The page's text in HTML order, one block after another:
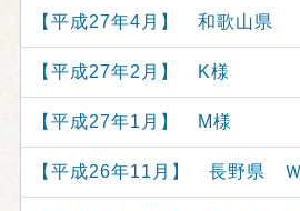
【平成27年4月】 和歌山県
【平成27年2月】 K様
【平成27年1月】 M様
【平成26年11月】 長野県